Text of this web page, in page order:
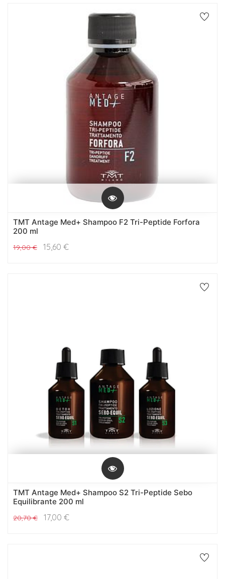
TMT Antage Med+ Shampoo F2 Tri-Peptide Forfora
200 ml
19,00€ 15,60 €
TMT Antage Med+ Shampoo S2 Tri-Peptide Sebo
Equilibrante 200 ml
20,70€ 17,00 €